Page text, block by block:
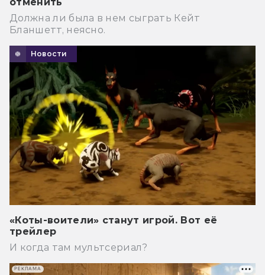
Должна ли была в нем сыграть Кейт
Бланшетт, неясно.
Новости
«Коты-воители» станут игрой. Вот её
трейлер
И когда там мультсериал?
РЕКЛАМА